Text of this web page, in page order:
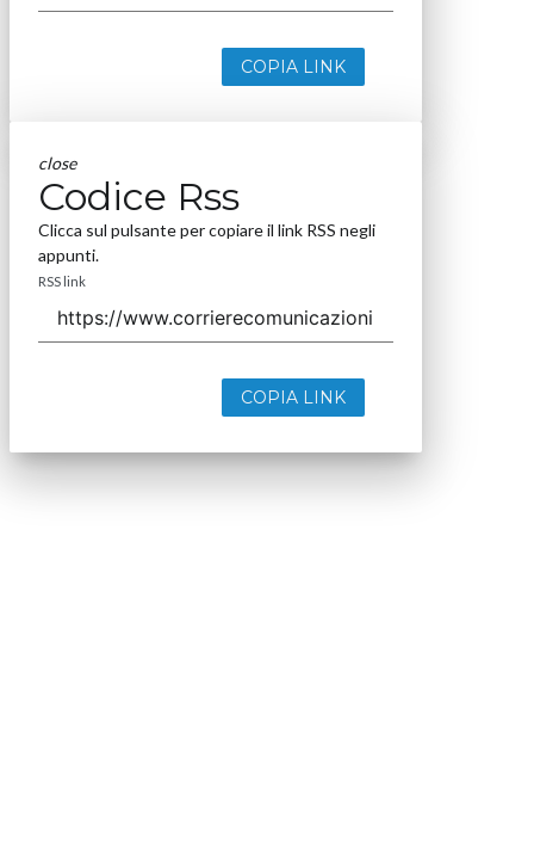
COPIA LINK
close
Codice Rss
Clicca sul pulsante per copiare il link RSS negli
appunti.
RSS link
COPIA LINK